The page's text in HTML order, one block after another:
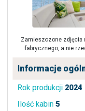
Zamieszczone zdjęcia
fabrycznego, a nie
Informacje
Rok produkcji 2024
Ilość kabin 5